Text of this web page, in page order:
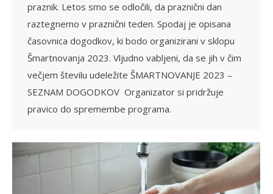
praznik. Letos smo se odločili, da praznični dan
raztegnemo v praznični teden. Spodaj je opisana
časovnica dogodkov, ki bodo organizirani v sklopu
Šmartnovanja 2023. Vljudno vabljeni, da se jih v čim
večjem številu udeležite ŠMARTNOVANJE 2023 –
SEZNAM DOGODKOV Organizator si pridržuje
pravico do spremembe programa.